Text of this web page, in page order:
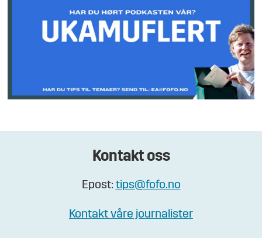
Kontakt oss
Epost: tips@fofo.no
Kontakt våre journalister